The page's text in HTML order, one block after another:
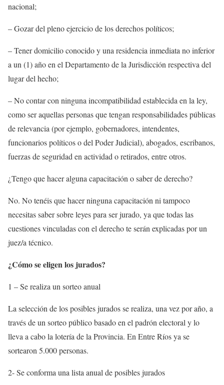
nacional;
– Gozar del pleno ejercicio de los derechos políticos;
– Tener domicilio conocido y una residencia inmediata no inferior
a un (1) año en el Departamento de la Jurisdicción respectiva del
lugar del hecho;
– No contar con ninguna incompatibilidad establecida en la ley,
como ser aquellas personas que tengan responsabilidades públicas
de relevancia (por ejemplo, gobernadores, intendentes,
funcionarios políticos o del Poder Judicial), abogados, escribanos,
fuerzas de seguridad en actividad o retirados, entre otros.
¿Tengo que hacer alguna capacitación o saber de derecho?
No. No tenéis que hacer ninguna capacitación ni tampoco
necesitas saber sobre leyes para ser jurado, ya que todas las
cuestiones vinculadas con el derecho te serán explicadas por un
juez/a técnico.
¿Cómo se eligen los jurados?
1 – Se realiza un sorteo anual
La selección de los posibles jurados se realiza, una vez por año, a
través de un sorteo público basado en el padrón electoral y lo
lleva a cabo la lotería de la Provincia. En Entre Ríos ya se
sortearon 5.000 personas.
2- Se conforma una lista anual de posibles jurados